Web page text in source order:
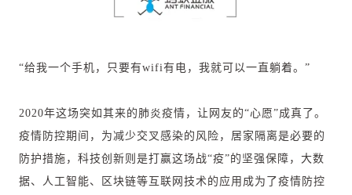
“给我一个手机，只要有wifi有电，我就可以一直躺着。”
2020年这场突如其来的肺炎疫情，让网友的“心愿”成真了。
疫情防控期间，为减少交叉感染的风险，居家隔离是必要的
防护措施，科技创新则是打赢这场战“疫”的坚强保障，大数
据、人工智能、区块链等互联网技术的应用成为了疫情防控